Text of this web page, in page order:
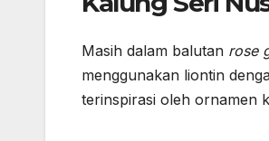
Masih dalam balutan rose
menggunakan liontin
terinspirasi oleh ornamen